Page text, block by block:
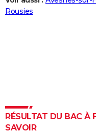
Destinations
City break
Voyage nature
Voyage de noces
Forum
Climat
+
PHOTO
Dictionnaire
Biographies
Citations
Expressions
Proverbes
PROGRAMME TV
Rousies
RÉSULTAT DU BAC À
SAVOIR